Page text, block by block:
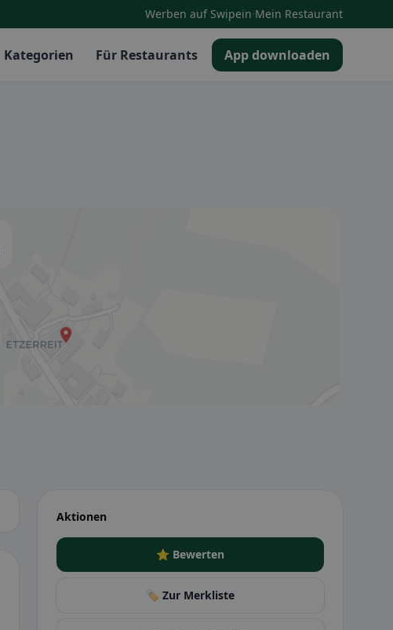
Werben auf Swipein·Mein Restaurant
Kategorien Für Restaurants App downloaden
Aktionen
⭐ Bewerten
🏷️ Zur Merkliste